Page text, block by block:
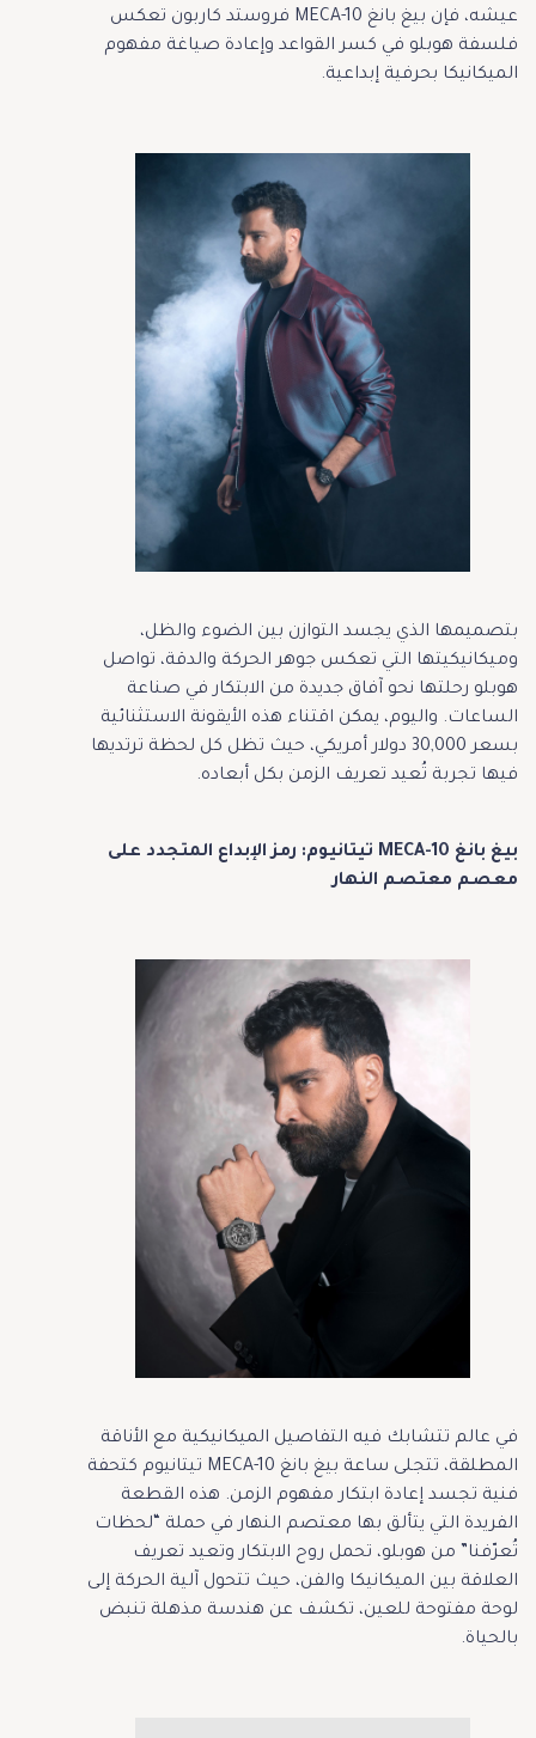
عيشه، فإن بيغ بانغ MECA-10 فروستد كاربون تعكس
فلسفة هوبلو في كسر القواعد وإعادة صياغة مفهوم
الميكانيكا بحرفية إبداعية.
بتصميمها الذي يجسد التوازن بين الضوء والظل،
وميكانيكيتها التي تعكس جوهر الحركة والدقة، تواصل
هوبلو رحلتها نحو آفاق جديدة من الابتكار في صناعة
الساعات. واليوم، يمكن اقتناء هذه الأيقونة الاستثنائية
بسعر 30,000 دولار أمريكي، حيث تظل كل لحظة ترتديها
فيها تجربة تُعيد تعريف الزمن بكل أبعاده.
بيغ بانغ MECA-10 تيتانيوم: رمز الإبداع المتجدد على
معصم معتصم النهار
في عالم تتشابك فيه التفاصيل الميكانيكية مع الأناقة
المطلقة، تتجلى ساعة بيغ بانغ MECA-10 تيتانيوم كتحفة
فنية تجسد إعادة ابتكار مفهوم الزمن. هذه القطعة
الفريدة التي يتألق بها معتصم النهار في حملة “لحظات
تُعرّفنا” من هوبلو، تحمل روح الابتكار وتعيد تعريف
العلاقة بين الميكانيكا والفن، حيث تتحول آلية الحركة إلى
لوحة مفتوحة للعين، تكشف عن هندسة مذهلة تنبض
بالحياة.